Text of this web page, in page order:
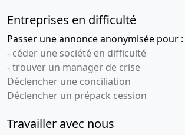
Entreprises en difficulté
Passer une annonce anonymisée pour :
- céder une société en difficulté
-trouver un manager de crise
Déclencher une conciliation
Déclencher un prépack cession
Travailler avec nous